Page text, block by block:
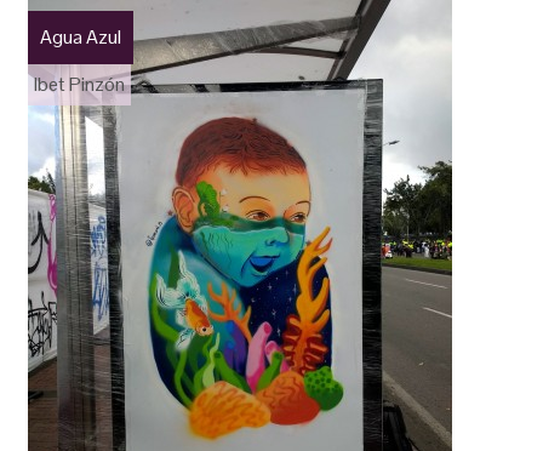
Agua Azul
Ibet Pinzón